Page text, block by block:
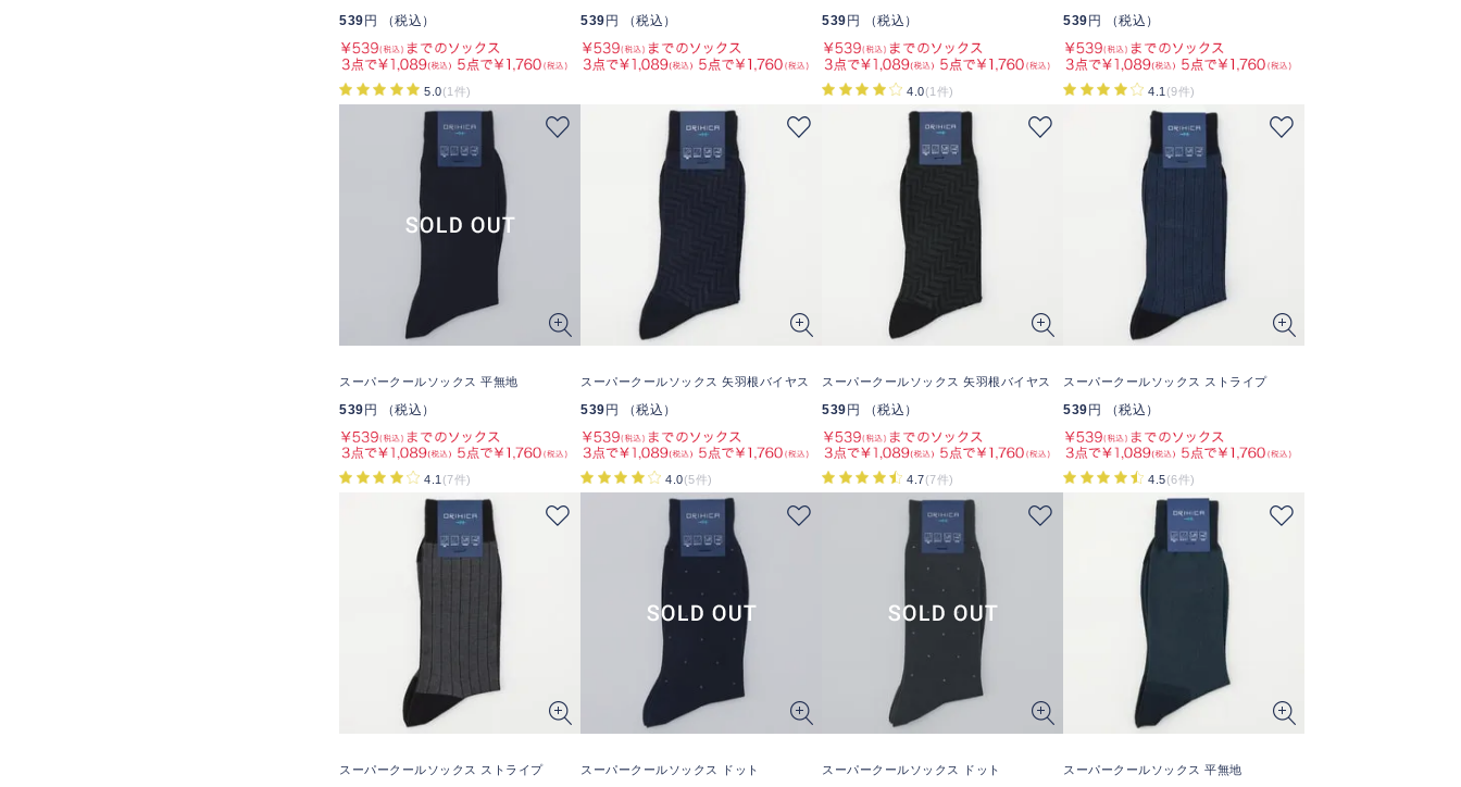
539 円 （税込）
5.0(1件)
539 円 （税込） 539 円 （税込）
4.0(1件)
539 円 （税込）
4.1 (9件)
スーパークールソックス 平無地
539円 （税込）
4.1 (7件)
スーパークールソックス 矢羽根バイヤス
539円 （税込）
4.0(5件)
スーパークールソックス 矢羽根バイヤス
539円 （税込）
4.7(7件)
スーパークールソックス ストライプ
539円 （税込）
4.5(6件)
スーパークールソックス ストライプ スーパークールソックス ドット スーパークールソックス ドット スーパークールソックス 平無地